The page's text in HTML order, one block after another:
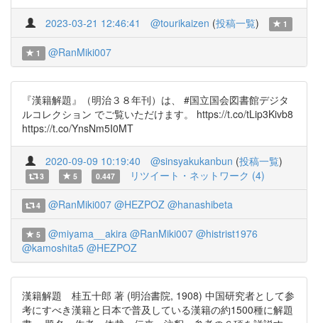
2023-03-21 12:46:41 @tourikaizen (投稿一覧) 1
1 @RanMiki007
『漢籍解題』（明治３８年刊）は、 #国立国会図書館デジタ
ルコレクション でご覧いただけます。 https://t.co/tLip3Kivb8
https://t.co/YnsNm5I0MT
2020-09-09 10:19:40 @sinsyakukanbun (投稿一覧)
3 5 0.447 リツイート・ネットワーク (4)
4 @RanMiki007 @HEZPOZ @hanashibeta
5 @miyama__akira @RanMiki007 @histrist1976
@kamoshita5 @HEZPOZ
漢籍解題 桂五十郎 著 (明治書院, 1908) 中国研究者として参
考にすべき漢籍と日本で普及している漢籍の約1500種に解題